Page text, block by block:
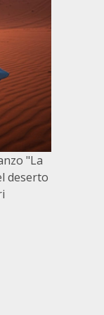
"La
deserto